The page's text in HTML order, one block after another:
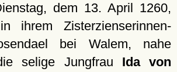
dem 13. April 1260,
ihrem Zisterzienserinnen-
bei Walem, nahe
selige Jungfrau Ida von